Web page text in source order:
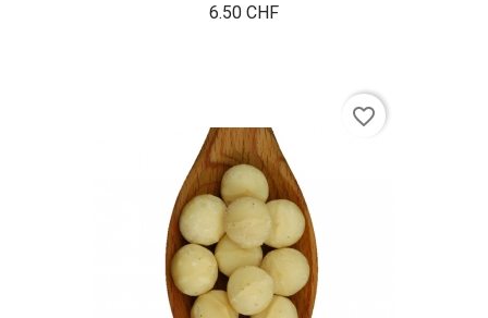
6.50 CHFPrix
favorite_border